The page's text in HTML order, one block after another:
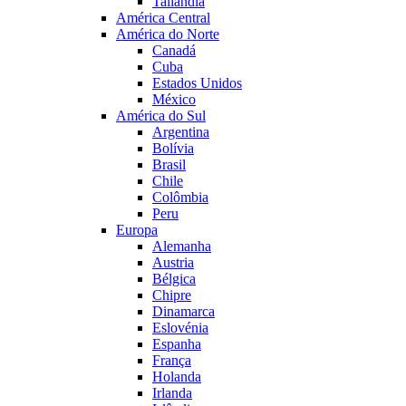
América Central
América do Norte
Canadá
Cuba
Estados Unidos
México
América do Sul
Argentina
Bolívia
Brasil
Chile
Colômbia
Peru
Europa
Alemanha
Austria
Bélgica
Chipre
Dinamarca
Eslovénia
Espanha
França
Holanda
Irlanda